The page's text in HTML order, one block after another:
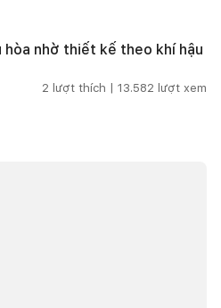
hòa nhờ thiết kế theo khí hậu
2 lượt thích | 13.582 lượt xem